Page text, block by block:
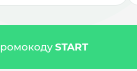
START